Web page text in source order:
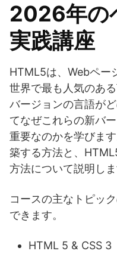
2026年の
実践講座
HTML5は、Webペー
世界で最も人気のあ
バージョンの言語が
てなぜこれらの新バ
重要なのかを学びま
築する方法と、
方法について説明しま
コースの主なトピッ
できます。
HTML 5 & CSS 3